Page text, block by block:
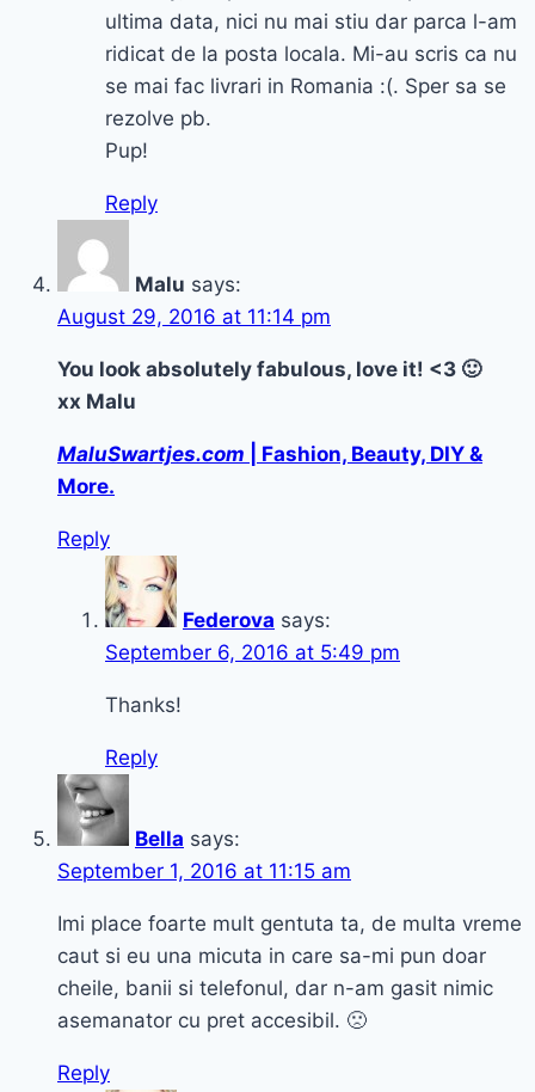
ultima data, nici nu mai stiu dar parca l-am
ridicat de la posta locala. Mi-au scris ca nu
se mai fac livrari in Romania :(. Sper sa se
rezolve pb.
Pup!
Reply
Malu says:
August 29, 2016 at 11:14 pm
You look absolutely fabulous, love it! <3 🙂
xx Malu
MaluSwartjes.com
| Fashion, Beauty, DIY &
More.
Reply
Federova says:
September 6, 2016 at 5:49 pm
Thanks!
Reply
Bella says:
September 1, 2016 at 11:15 am
Imi place foarte mult gentuta ta, de multa vreme
caut si eu una micuta in care sa-mi pun doar
cheile, banii si telefonul, dar n-am gasit nimic
asemanator cu pret accesibil. 🙁
Reply